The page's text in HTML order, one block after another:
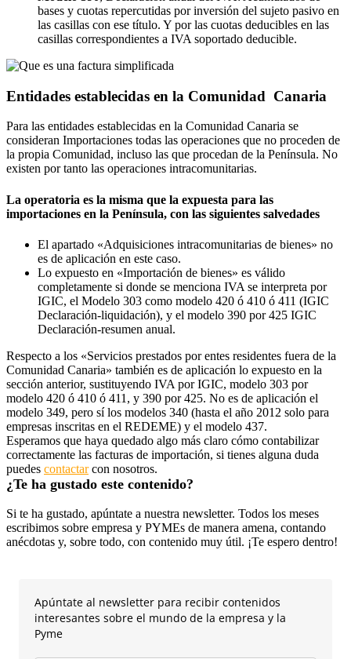
bases y cuotas repercutidas por inversión del sujeto pasivo en
las casillas con ese título. Y por las cuotas deducibles en las
casillas correspondientes a IVA soportado deducible.
Entidades establecidas en la Comunidad Canaria
Para las entidades establecidas en la Comunidad Canaria se
consideran Importaciones todas las operaciones que no proceden de
la propia Comunidad, incluso las que procedan de la Península. No
existen por tanto las operaciones intracomunitarias.
La operatoria es la misma que la expuesta para las
importaciones en la Península, con las siguientes salvedades
El apartado «Adquisiciones intracomunitarias de bienes» no
es de aplicación en este caso.
Lo expuesto en «Importación de bienes» es válido
completamente si donde se menciona IVA se interpreta por
IGIC, el Modelo 303 como modelo 420 ó 410 ó 411 (IGIC
Declaración-liquidación), y el modelo 390 por 425 IGIC
Declaración-resumen anual.
Respecto a los «Servicios prestados por entes residentes fuera de la
Comunidad Canaria» también es de aplicación lo expuesto en la
sección anterior, sustituyendo IVA por IGIC, modelo 303 por
modelo 420 ó 410 ó 411, y 390 por 425. No es de aplicación el
modelo 349, pero sí los modelos 340 (hasta el año 2012 solo para
empresas inscritas en el REDEME) y el modelo 437.
Esperamos que haya quedado algo más claro cómo contabilizar
correctamente las facturas de importación, si tienes alguna duda
puedes contactarcon nosotros.
¿Te ha gustado este contenido?
Si te ha gustado, apúntate a nuestra newsletter. Todos los meses
escribimos sobre empresa y PYMEs de manera amena, contando
anécdotas y, sobre todo, con contenido muy útil. ¡Te espero dentro!
Apúntate al newsletter para recibir contenidos
interesantes sobre el mundo de la empresa y la
Pyme